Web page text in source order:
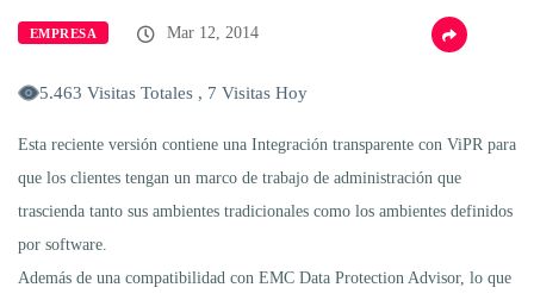
EMPRESA Mar 12, 2014
5.463 Visitas Totales , 7 Visitas Hoy
Esta reciente versión contiene una Integración transparente con ViPR para
que los clientes tengan un marco de trabajo de administración que
trascienda tanto sus ambientes tradicionales como los ambientes definidos
por software.
Además de una compatibilidad con EMC Data Protection Advisor, lo que